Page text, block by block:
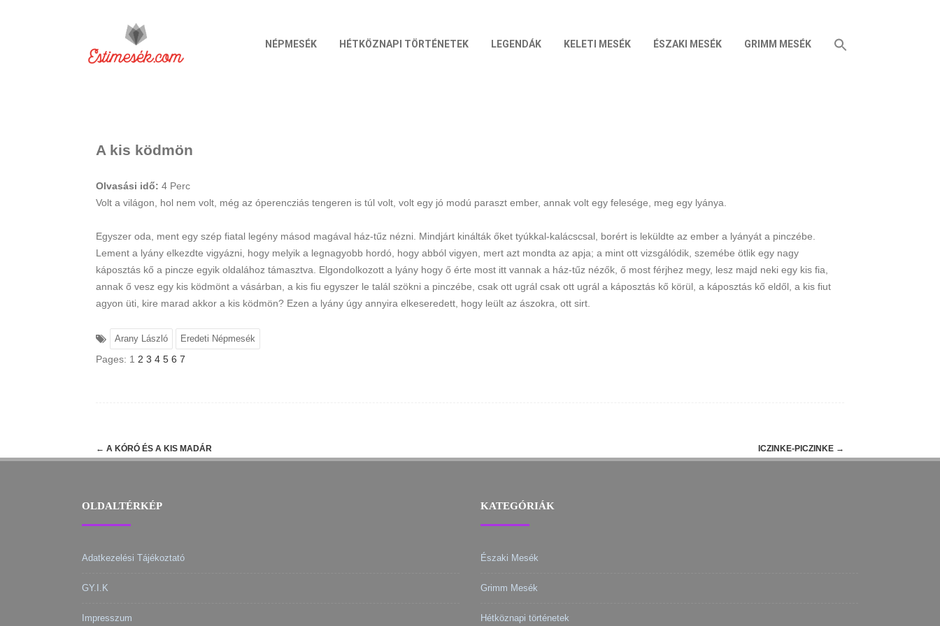
NÉPMESÉK HÉTKÖZNAPI TÖRTÉNETEK LEGENDÁK KELETI MESÉK ÉSZAKI MESÉK GRIMM MESÉK
A kis ködmön
Olvasási idő: 4 Perc
Volt a világon, hol nem volt, még az óperencziás tengeren is túl volt, volt egy jó modú paraszt ember, annak volt egy felesége, meg egy lyánya.
Egyszer oda, ment egy szép fiatal legény másod magával ház-tűz nézni. Mindjárt kinálták őket tyúkkal-kalácscsal, borért is leküldte az ember a lyányát a pinczébe.
Lement a lyány elkezdte vigyázni, hogy melyik a legnagyobb hordó, hogy abból vigyen, mert azt mondta az apja; a mint ott vizsgálódik, szemébe ötlik egy nagy
káposztás kő a pincze egyik oldalához támasztva. Elgondolkozott a lyány hogy ő érte most itt vannak a ház-tűz nézők, ő most férjhez megy, lesz majd neki egy kis fia,
annak ő vesz egy kis ködmönt a vásárban, a kis fiu egyszer le talál szökni a pinczébe, csak ott ugrál csak ott ugrál a káposztás kő körül, a káposztás kő eldől, a kis fiut
agyon üti, kire marad akkor a kis ködmön? Ezen a lyány úgy annyira elkeseredett, hogy leült az ászokra, ott sirt.
Arany László Eredeti Népmesék
Pages: 1 2 3 4 5 6 7
Post
← A KÓRÓ ÉS A KIS MADÁR ICZINKE-PICZINKE →
OLDALTÉRKÉP
Adatkezelési Tájékoztató
GY.I.K
Impresszum
KATEGÓRIÁK
Északi Mesék
Grimm Mesék
Hétköznapi történetek